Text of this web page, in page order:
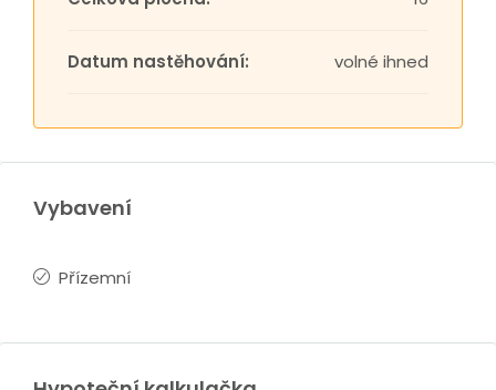
Datum nastěhování: volné ihned
Vybavení
Přízemní